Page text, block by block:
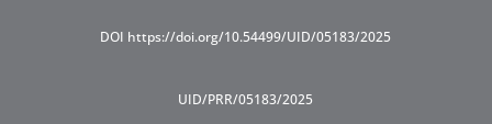
DOI https://doi.org/10.54499/UID/05183/2025
UID/PRR/05183/2025